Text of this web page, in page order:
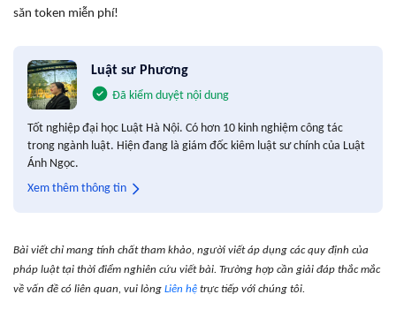
săn token miễn phí!
Luật sư Phương
Đã kiểm duyệt nội dung
Tốt nghiệp đại học Luật Hà Nội. Có hơn 10 kinh nghiệm công tác
trong ngành luật. Hiện đang là giám đốc kiêm luật sư chính của Luật
Ánh Ngọc.
Xem thêm thông tin
Bài viết chỉ mang tính chất tham khảo, người viết áp dụng các quy định của
pháp luật tại thời điểm nghiên cứu viết bài. Trường hợp cần giải đáp thắc mắc
về vấn đề có liên quan, vui lòng Liên hệ trực tiếp với chúng tôi.